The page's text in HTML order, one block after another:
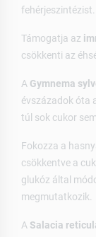
fehérjeszintézist.
Támogatja az
csökkenti az
A Gymnema
évszázadok óta
túl sok cukor
Fokozza a
csökkentve a
glukóz által
megmutatkozik.
A Salacia